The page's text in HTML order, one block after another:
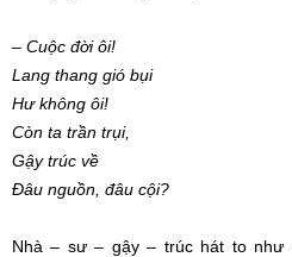
– Cuộc đờiôi!
Lang thang gió bụi
Hư không ôi!
Còn ta trần trụi,
Gậy trúc về
Đâu nguồn, đâu cội?
Nhà – sư – gậy – trúc hát to như